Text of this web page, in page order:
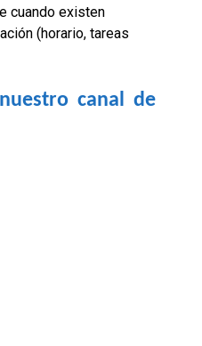
cuando existen
(horario, tareas
canal de